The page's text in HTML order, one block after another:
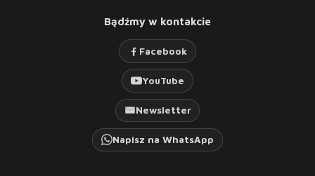
Bądźmy w kontakcie
Facebook
YouTube
Newsletter
Napisz na WhatsApp